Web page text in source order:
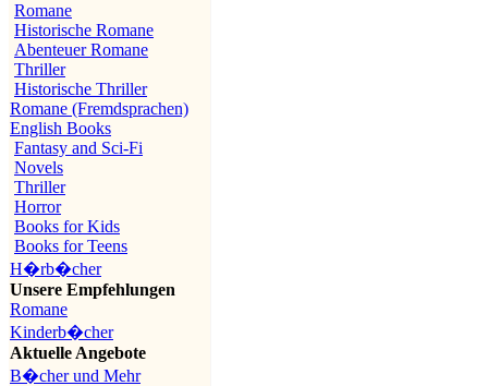
Romane
Historische Romane
Abenteuer Romane
Thriller
Historische Thriller
Romane (Fremdsprachen)
English Books
Fantasy and Sci-Fi
Novels
Thriller
Horror
Books for Kids
Books for Teens
H�rb�cher
Unsere Empfehlungen
Romane
Kinderb�cher
Aktuelle Angebote
B�cher und Mehr